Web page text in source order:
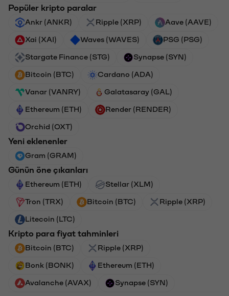
Popüler kripto paralar
Ankr (ANKR) Ripple (XRP) Aave (AAVE)
Xai (XAI) Waves (WAVES) PSG (PSG)
Stargate Finance (STG) Synapse (SYN)
Bitcoin (BTC) Cardano (ADA)
Vanar (VANRY) Galatasaray (GAL)
Ethereum (ETH) Render (RENDER)
Orchid (OXT)
Yeni eklenenler
Gram (GRAM)
Günün öne çıkanları
Ethereum (ETH) Stellar (XLM)
Tron (TRX) Bitcoin (BTC) Ripple (XRP)
Litecoin (LTC)
Kripto para fiyat tahminleri
Bitcoin (BTC) Ripple (XRP)
Bonk (BONK) Ethereum (ETH)
Avalanche (AVAX) Synapse (SYN)